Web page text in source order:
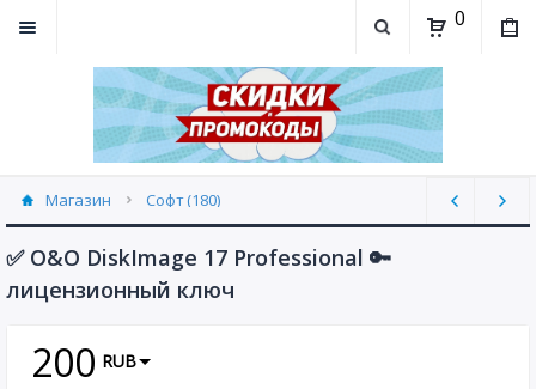
0
Магазин Софт (180)
✅ O&O DiskImage 17 Professional 🔑
лицензионный ключ
200 RUB